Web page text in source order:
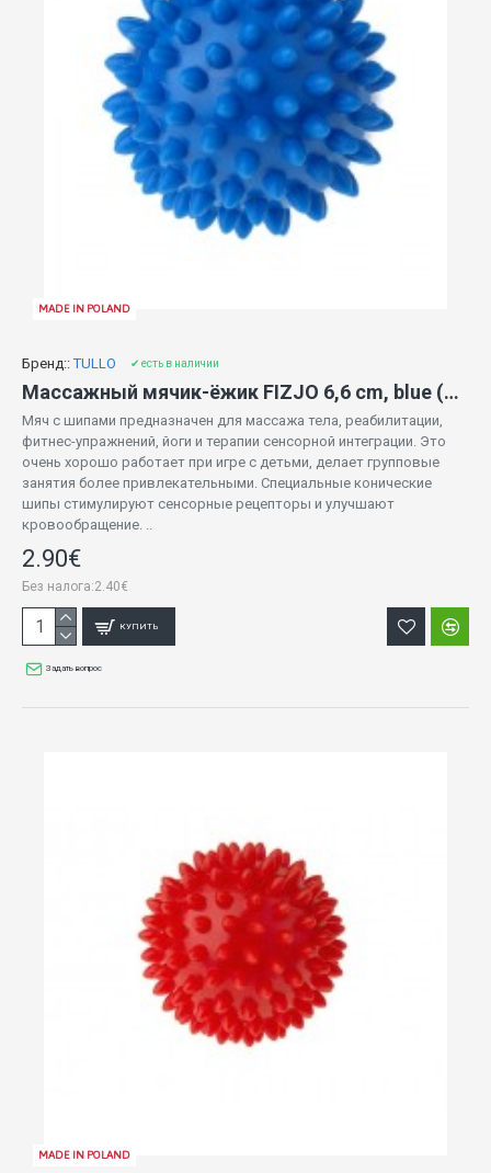
MADE IN POLAND
Бренд:: TULLO ✔ есть в наличии
Массажный мячик-ёжик FIZJO 6,6 cm, blue (849)
Мяч с шипами предназначен для массажа тела, реабилитации,
фитнес-упражнений, йоги и терапии сенсорной интеграции. Это
очень хорошо работает при игре с детьми, делает групповые
занятия более привлекательными. Специальные конические
шипы стимулируют сенсорные рецепторы и улучшают
кровообращение. ..
2.90€
Без налога:2.40€
КУПИТЬ
Задать вопрос
MADE IN POLAND